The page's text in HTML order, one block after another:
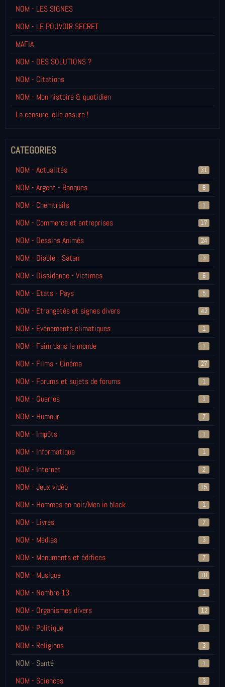
NOM - LES SIGNES
NOM - LE POUVOIR SECRET
MAFIA
NOM - DES SOLUTIONS ?
NOM - Citations
NOM - Mon histoire & quotidien
La censure, elle assure !
CATEGORIES
NOM - Actualités 31
NOM - Argent - Banques 8
NOM - Chemtrails 1
NOM - Commerce et entreprises 17
NOM - Dessins Animés 24
NOM - Diable - Satan 3
NOM - Dissidence - Victimes 6
NOM - Etats - Pays 5
NOM - Etrangetés et signes divers 42
NOM - Evènements climatiques 1
NOM - Faim dans le monde 1
NOM - Films - Cinéma 27
NOM - Forums et sujets de forums 1
NOM - Guerres 1
NOM - Humour 7
NOM - Impôts 1
NOM - Informatique 1
NOM - Internet 2
NOM - Jeux vidéo 15
NOM - Hommes en noir/Men in black 1
NOM - Livres 7
NOM - Médias 3
NOM - Monuments et édifices 7
NOM - Musique 18
NOM - Nombre 13 1
NOM - Organismes divers 12
NOM - Politique 1
NOM - Religions 3
NOM - Santé 1
NOM - Sciences 3